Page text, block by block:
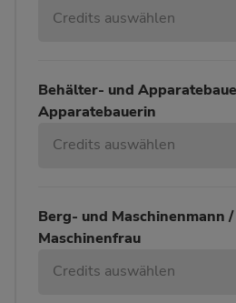
Credits auswählen
Behälter- und
Apparatebauerin
Credits auswählen
Berg- und Maschinenmann
Maschinenfrau
Credits auswählen